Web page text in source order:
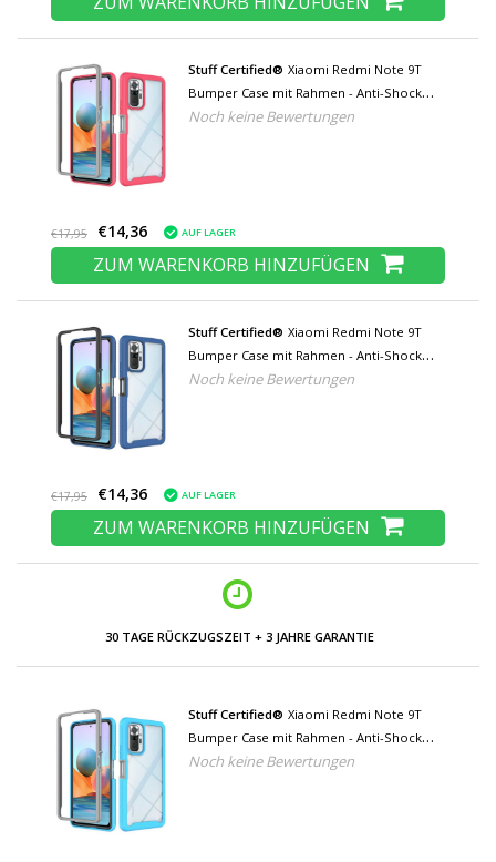
Stuff Certified® Xiaomi Redmi Note 9T
Bumper Case mit Rahmen - Anti-Shock
Case Cover Pink
Noch keine Bewertungen
€17,95 €14,36 AUF LAGER
ZUM WARENKORB HINZUFÜGEN
Stuff Certified® Xiaomi Redmi Note 9T
Bumper Case mit Rahmen - Anti-Shock
Case Cover Blau
Noch keine Bewertungen
€17,95 €14,36 AUF LAGER
ZUM WARENKORB HINZUFÜGEN
NIEDRIGE PREISE UND GROSSE AUSWAHL
Stuff Certified® Xiaomi Redmi Note 9T
Bumper Case mit Rahmen - Anti-Shock
Case Cover Hellblau
Noch keine Bewertungen